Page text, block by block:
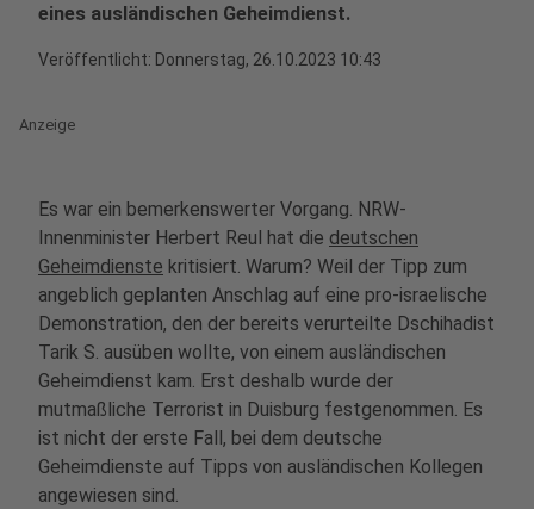
eines ausländischen Geheimdienst.
Veröffentlicht: Donnerstag, 26.10.2023 10:43
Anzeige
Es war ein bemerkenswerter Vorgang. NRW-
Innenminister Herbert Reul hat die deutschen
Geheimdienste kritisiert. Warum? Weil der Tipp zum
angeblich geplanten Anschlag auf eine pro-israelische
Demonstration, den der bereits verurteilte Dschihadist
Tarik S. ausüben wollte, von einem ausländischen
Geheimdienst kam. Erst deshalb wurde der
mutmaßliche Terrorist in Duisburg festgenommen. Es
ist nicht der erste Fall, bei dem deutsche
Geheimdienste auf Tipps von ausländischen Kollegen
angewiesen sind.